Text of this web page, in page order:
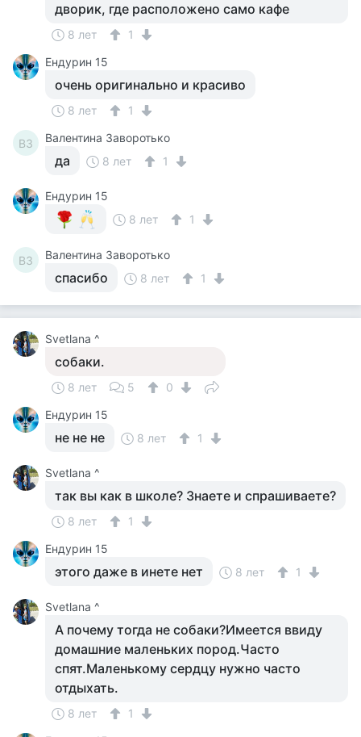
дворик, где расположено само кафе
8 лет
1
Ендурин 15
очень оригинально и красиво
8 лет 1
ВЗ Валентина Заворотько
да 8 лет 1
Ендурин 15
8 лет
1
ВЗ Валентина Заворотько
спасибо 8 лет 1
Svetlana ^
собаки.
8 лет 5
0
Ендурин 15
не не не 8 лет 1
Svetlana ^
так вы как в школе? Знаете и спрашиваете?
8 лет
1
Ендурин 15
этого даже в инете нет 8 лет 1
Svetlana ^
А почему тогда не собаки?Имеется ввиду
домашние маленьких пород.Часто
спят.Маленькому сердцу нужно часто
отдыхать.
8 лет
1